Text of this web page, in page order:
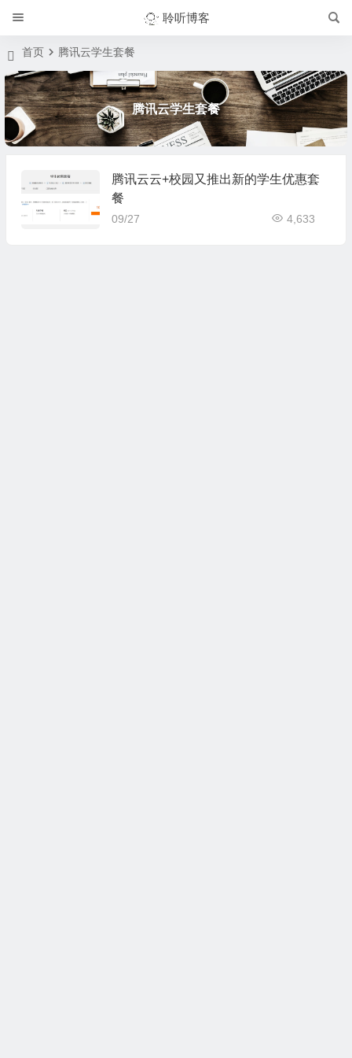
聆听博客
首页 腾讯云学生套餐
腾讯云学生套餐
腾讯云云+校园又推出新的学生优惠套
餐
09/27 4,633